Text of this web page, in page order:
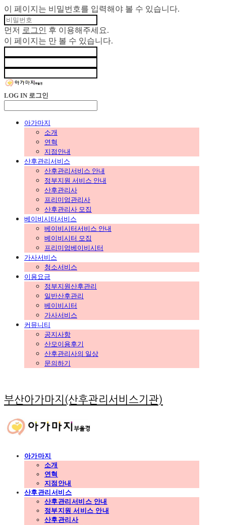
이 페이지는 비밀번호를 입력해야 볼 수 있습니다.
먼저 로그인
후 이용해주세요.
이 페이지는 만 볼 수 있습니다.
LOG IN 로그인
아가마지
소개
연혁
지점안내
산후관리서비스
산후관리서비스 안내
정부지원 서비스 안내
산후관리사
프리미엄관리사
산후관리사 모집
베이비시터서비스
베이비시터서비스 안내
베이비시터 모집
프리미엄베이비시터
가사서비스
청소서비스
이용요금
정부지원산후관리
일반산후관리
베이비시터
가사서비스
커뮤니티
공지사항
산모이용후기
산후관리사의 일상
문의하기
부산아가마지(산후관리서비스기관)
아가마지
소개
연혁
지점안내
산후관리서비스
산후관리서비스 안내
정부지원 서비스 안내
산후관리사